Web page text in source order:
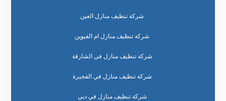
شركة تنظيف منازل العين
شركة تنظيف منازل ام القيوين
شركة تنظيف منازل في الشارقة
شركة تنظيف منازل في الفجيرة
شركة تنظيف منازل في دبي